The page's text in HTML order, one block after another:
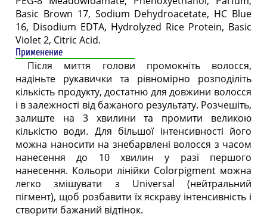
Basic Brown 17, Sodium Dehydroacetate, HC Blue
16, Disodium EDTA, Hydrolyzed Rice Protein, Basic
Violet 2, Citric Acid.
Применение
Після миття голови промокніть волосся,
надіньте рукавички та рівномірно розподіліть
кількість продукту, достатню для довжини волосся
і в залежності від бажаного результату. Розчешіть,
залиште на 3 хвилини та промити великою
кількістю води. Для більшої інтенсивності його
можна наносити на знебарвлені волосся з часом
нанесення до 10 хвилин у разі першого
нанесення. Кольори лінійки Colorpigment можна
легко змішувати з Universal (нейтральний
пігмент), щоб розбавити їх яскраву інтенсивність і
створити бажаний відтінок.